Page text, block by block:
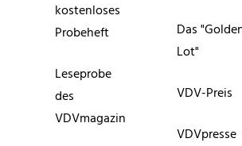
kostenloses
Probeheft
Leseprobe
des
VDVmagazin
Das
Lot"
VDV-Preis
VDVpresse